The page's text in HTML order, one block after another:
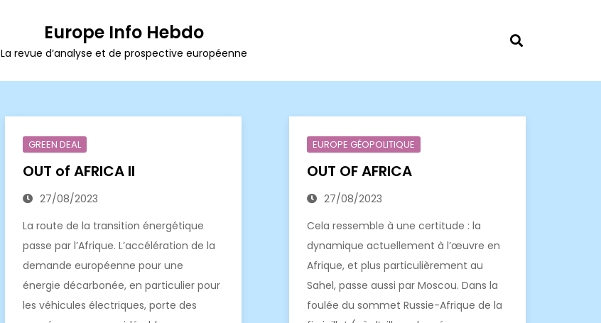
Europe Info Hebdo
La revue d’analyse et de prospective européenne
GREEN DEAL
OUT of AFRICA II
27/08/2023
La route de la transition énergétique
passe par l’Afrique. L’accélération de la
demande européenne pour une
énergie décarbonée, en particulier pour
les véhicules électriques, porte des
EUROPE GÉOPOLITIQUE
OUT OF AFRICA
27/08/2023
Cela ressemble à une certitude : la
dynamique actuellement à l’œuvre en
Afrique, et plus particulièrement au
Sahel, passe aussi par Moscou. Dans la
foulée du sommet Russie-Afrique de la